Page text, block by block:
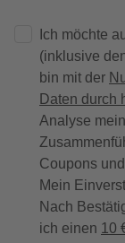
Ich möchte
(inklusive
bin mit der
Daten durch
Analyse
Coupons
Mein
Nach
ich einen 10